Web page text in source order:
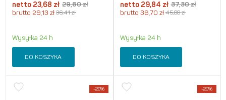
netto 23,68 zł 29,60zł
brutto 29,13 zł 36,41zł
Wysyłka 24 h
DO KOSZYKA
netto 29,84 zł 37,30zł
brutto 36,70 zł 45,88zł
Wysyłka 24 h
DO KOSZYKA
-20% -20%